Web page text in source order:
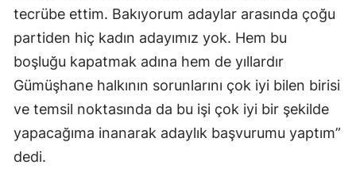
Muğla
Muş
Nevşehir
Niğde
tecrübe ettim. Bakıyorum adaylar arasında çoğu
partiden hiç kadın adayımız yok. Hem bu
boşluğu kapatmak adına hem de yıllardır
Gümüşhane halkının sorunlarını çok iyi bilen birisi
ve temsil noktasında da bu işi çok iyi bir şekilde
yapacağıma inanarak adaylık başvurumu yaptım”
dedi.